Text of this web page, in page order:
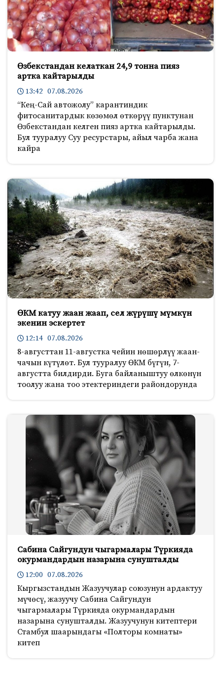
Өзбекстандан келаткан 24,9 тонна пияз
артка кайтарылды
13:42 07.08.2026
“Кең-Сай автожолу” карантиндик
фитосанитардык көзөмөл өткөрүү пунктунан
Өзбекстандан келген пияз артка кайтарылды.
Бул тууралуу Суу ресурстары, айыл чарба жана
кайра
ӨКМ катуу жаан жаап, сел жүрүшү мүмкүн
экенин эскертет
12:14 07.08.2026
8-августтан 11-августка чейин нөшөрлүү жаан-
чачын күтүлөт. Бул тууралуу ӨКМ бүгүн, 7-
августта билдирди. Буга байланыштуу өлкөнүн
тоолуу жана тоо этектериндеги райондорунда
Сабина Сайгундун чыгармалары Түркияда
окурмандардын назарына сунушталды
12:00 07.08.2026
Кыргызстандын Жазуучулар союзунун ардактуу
мүчөсү, жазуучу Сабина Сайгундун
чыгармалары Түркияда окурмандардын
назарына сунушталды. Жазуучунун китептери
Стамбул шаарындагы «Полторы комнаты»
китеп